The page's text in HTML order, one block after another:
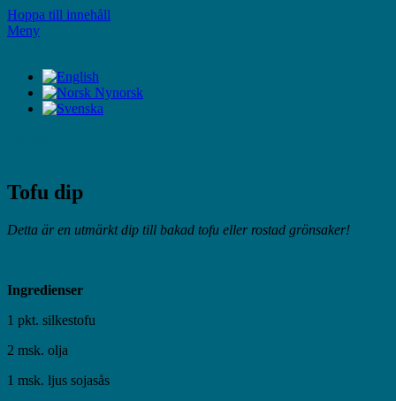
Hoppa till innehåll
Meny
Tofu dip
Detta är en utmärkt dip till bakad tofu eller rostad grönsaker!
Ingredienser
1 pkt. silkestofu
2 msk. olja
1 msk. ljus sojasås